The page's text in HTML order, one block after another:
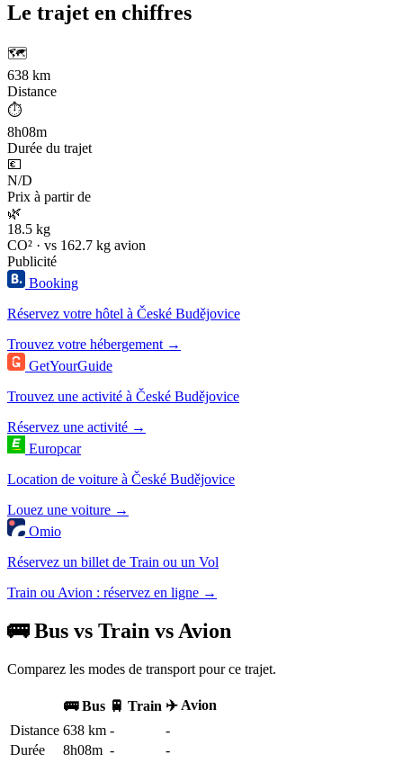
Le trajet en chiffres
🗺️
638 km
Distance
⏱️
8h08m
Durée du trajet
💶
N/D
Prix à partir de
🌿
18.5 kg
CO² · vs 162.7 kg avion
Publicité
Booking
Réservez votre hôtel à České Budějovice
Trouvez votre hébergement →
GetYourGuide
Trouvez une activité à České Budějovice
Réservez une activité →
Europcar
Location de voiture à České Budějovice
Louez une voiture →
Omio
Réservez un billet de Train ou un Vol
Train ou Avion : réservez en ligne →
🚌 Bus vs Train vs Avion
Comparez les modes de transport pour ce trajet.
🚌 Bus 🚆 Train ✈️ Avion
Distance 638 km -
-
Durée
8h08m -
-